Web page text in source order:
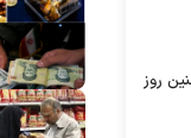
روز